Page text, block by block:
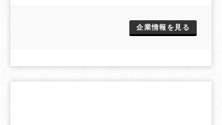
企業情報を見る